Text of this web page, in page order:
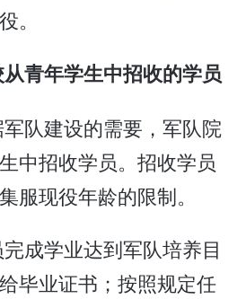
。
青年学生中招收的学员
队建设的需要，军队院
中招收学员。招收学员
服现役年龄的限制。
成学业达到军队培养目
毕业证书；按照规定任